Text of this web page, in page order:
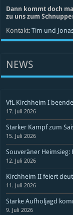
Dann kommt doch mal
zu uns zum
Kontakt:Tim und
NEWS
VfL Kirchheim I
17. Juli 2026
Starker Kampf zum
15. Juli 2026
Souveräner
12. Juli 2026
Kirchheim II feiert
11. Juli 2026
Starke Aufholjagd
9. Juli 2026